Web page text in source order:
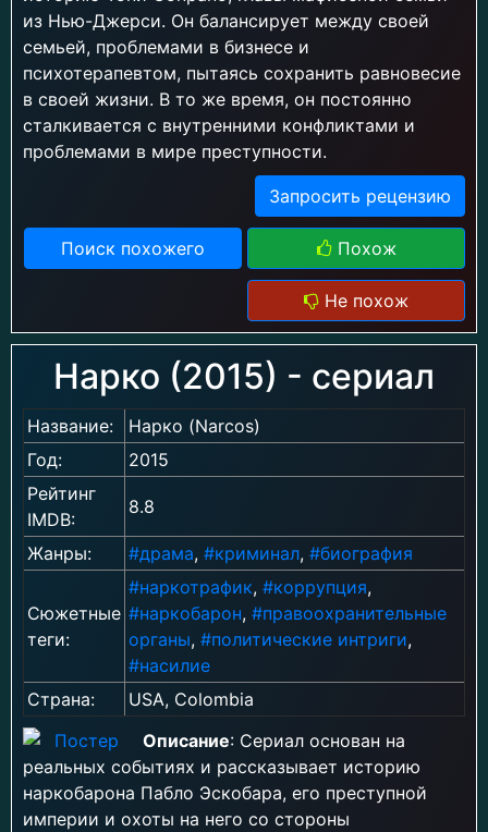
из Нью-Джерси. Он балансирует между своей
семьей, проблемами в бизнесе и
психотерапевтом, пытаясь сохранить равновесие
в своей жизни. В то же время, он постоянно
сталкивается с внутренними конфликтами и
проблемами в мире преступности.
Запросить рецензию
Поиск похожего Похож
Не похож
Нарко (2015) - сериал
Название:
Нарко (Narcos)
Год:
2015
Рейтинг
IMDB:
8.8
Жанры: #драма, #криминал, #биография
Сюжетные
теги:
#наркотрафик, #коррупция,
#наркобарон, #правоохранительные
органы, #политические интриги,
#насилие
Страна:
USA, Colombia
Описание: Сериал основан на
реальных событиях и рассказывает историю
наркобарона Пабло Эскобара, его преступной
империи и охоты на него со стороны